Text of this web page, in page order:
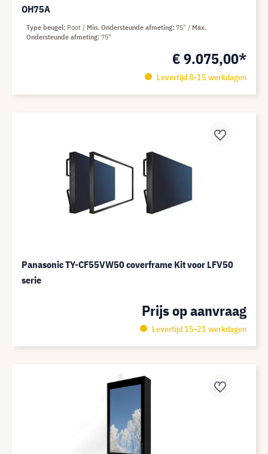
OH75A
€ 9.075,00*
Levertijd 8-15 werkdagen
Type beugel Poot Min. Ondersteunde afmeting 75"
Max.
Ondersteunde afmeting 75"
Panasonic TY-CF55VW50 coverframe Kit voor LFV50
serie
Prijs op aanvraag
Levertijd 15-21 werkdagen